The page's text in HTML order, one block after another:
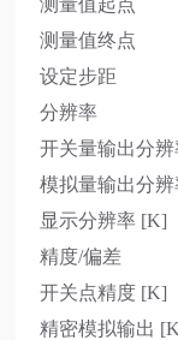
测量值终点
设定步距
分辨率
开关量输出分
模拟量输出分
显示分辨率 [K]
精度/偏差
开关点精度 [K]
精密模拟输出